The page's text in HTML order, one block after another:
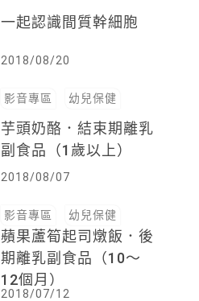
一起認識間質幹細胞
2018/08/20
影音專區 幼兒保健
芋頭奶酪．結束期離乳
副食品（1歲以上）
2018/08/07
影音專區 幼兒保健
蘋果蘆筍起司燉飯．後
期離乳副食品（10～
12個月）
2018/07/12